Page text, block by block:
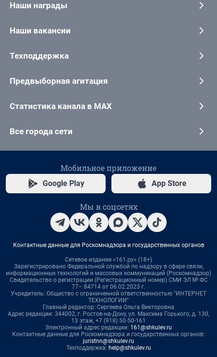
Наши награды
Наши вакансии
Техподдержка
Предвыборная агитация
Статистика канала в MAX
Все города сети
Мобильное приложение
Google Play App Store
Мы в соцсетях
Контактные данные для Роскомнадзора и государственных органов
Сетевое издание «161.ру» (18+)
Зарегистрировано Федеральной службой по надзору в сфере связи,
информационных технологий и массовых коммуникаций (Роскомнадзор)
Свидетельство о регистрации (Регистрационный номер) СМИ ЭЛ № ФС
77– 84714 от 06.02.2023 г.
Учредитель: Общество с ограниченной ответственностью "ИНТЕРНЕТ
ТЕХНОЛОГИИ"
Главный редактор: Сергеева Ольга Викторовна
Адрес редакции: 344002, г. Ростов-на-Дону, ул. Максима Горького, д. 130,
13 этаж, +7 (918) 50-50-161
Электронный адрес редакции: 161@shkulev.ru
Контактные данные для Роскомнадзора и государственных органов:
juristnn@shkulev.ru
Техподдержка: help@shkulev.ru